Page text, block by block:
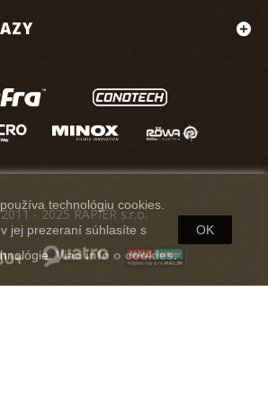
technológiu cookies.
jej prezeraní súhlasíte s
Viac info o cookies.
OK
- 2025 RAPIER s.r.o.